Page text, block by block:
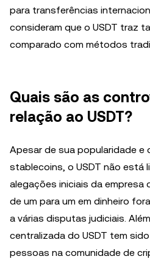
para transferências
consideram que o USDT traz
comparado com métodos
Quais são as
relação ao USDT?
Apesar de sua popularidade e
stablecoins, o USDT não está
alegações iniciais da empresa
de um para um em dinheiro
a várias disputas judiciais.
centralizada do USDT tem
pessoas na comunidade de